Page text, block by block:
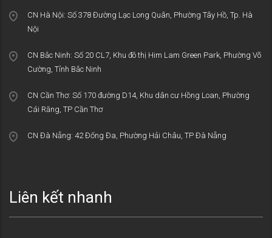
CN Hà Nội: Số 378 Đường Lạc Long Quân, Phường Tây Hồ, Tp. Hà
Nội
CN Bắc Ninh: Số 20 CL7, Khu đô thị Him Lam Green Park, Phường Võ
Cường, Tỉnh Bắc Ninh
CN Cần Thơ: Số 170 đường D14, Khu dân cư Hồng Loan, Phường
Cái Răng, TP Cần Thơ
CN Đà Nẵng: 42 Đống Đa, Phường Hải Châu, TP Đà Nẵng
Liên kết nhanh